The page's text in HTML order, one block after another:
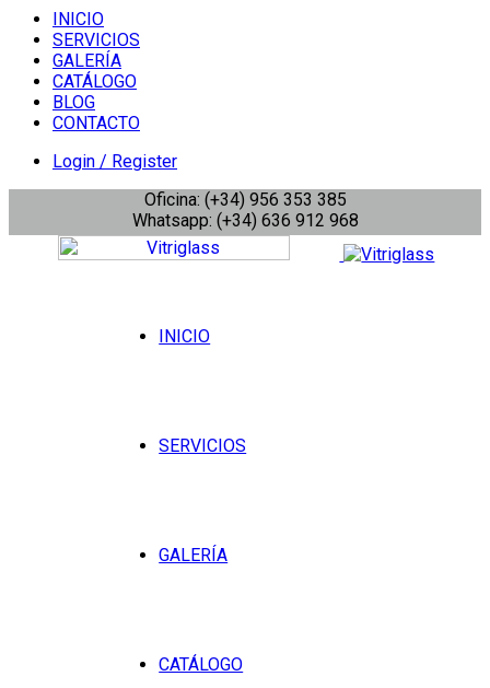
INICIO
SERVICIOS
GALERÍA
CATÁLOGO
BLOG
CONTACTO
Login / Register
Oficina: (+34) 956 353 385
Whatsapp: (+34) 636 912 968
INICIO
SERVICIOS
GALERÍA
CATÁLOGO